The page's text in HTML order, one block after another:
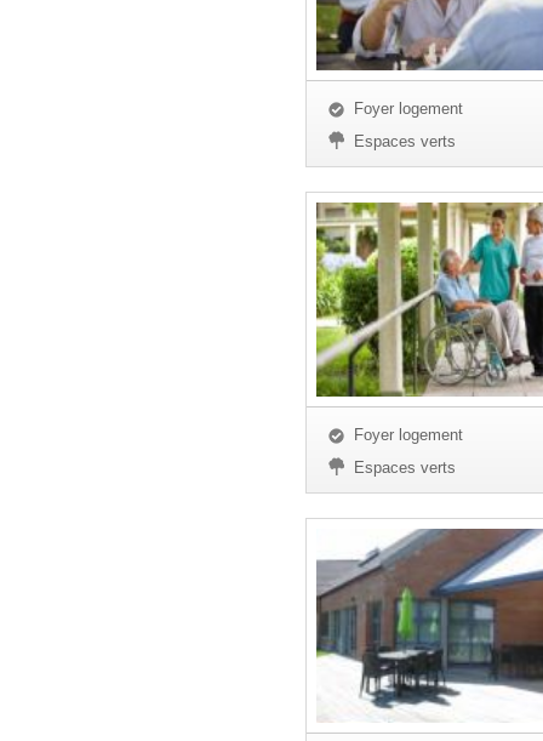
Foyer logement
Espaces verts
Foyer logement
Espaces verts